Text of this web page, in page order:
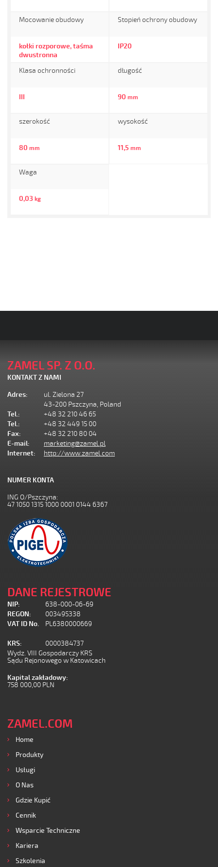
Mocowanie obudowy
kołki rozporowe, taśma
dwustronna
Stopień ochrony obudowy
IP20
Klasa ochronności
III
długość
90 mm
szerokość
80 mm
wysokość
11,5 mm
Waga
0,03 kg
ZAMEL SP. Z O.O.
KONTAKT Z NAMI
Adres:
ul. Zielona 27
43-200 Pszczyna, Poland
Tel.:
+48 32 210 46 65
Tel.:
+48 32 449 15 00
Fax:
+48 32 210 80 04
E-mail:
marketing@zamel.pl
Internet:
http://www.zamel.com
NUMER KONTA
ING O/Pszczyna:
47 1050 1315 1000 0001 0144 6367
DANE REJESTROWE
NIP:
638-000-06-69
REGON:
003495338
VAT ID No.
PL6380000669
KRS:
0000384737
Wydz. VIII Gospodarczy KRS
Sądu Rejonowego w Katowicach
Kapital zakładowy:
758 000,00 PLN
ZAMEL.COM
Home
Produkty
Usługi
O Nas
Gdzie Kupić
Cennik
Wsparcie Techniczne
Kariera
Szkolenia